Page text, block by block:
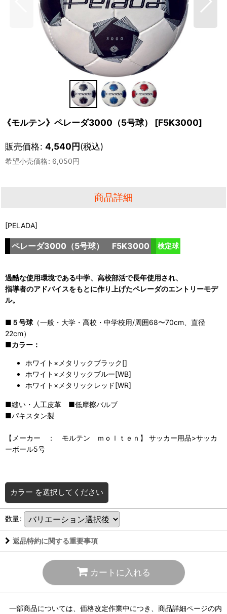
《モルテン》ペレーダ3000（5号球） [F5K3000]
販売価格: 4,540円(税込)
希望小売価格: 6,050円
商品詳細
[PELADA]
ペレーダ3000（5号球） F5K3000 検定球
過酷な使用環境である中学、高校部活で長年使用され、
指導者のアドバイスをもとに作り上げたペレーダのエントリーモデ
ル。
■ ５号球 （一般・大学・高校・中学校用/周囲68〜70cm、直径
22cm）
■カラー：
ホワイト×メタリックブラック[]
ホワイト×メタリックブルー[WB]
ホワイト×メタリックレッド[WR]
■縫い・人工皮革 ■低摩擦バルブ
■パキスタン製
【メーカー ： モルテン ｍｏｌｔｅｎ】 サッカー用品>サッカ
ーボール5号
カラー を選択してください
数量:
返品特約に関する重要事項
カートに入れる
一部商品については、価格改定作業中につき、商品詳細ページの内